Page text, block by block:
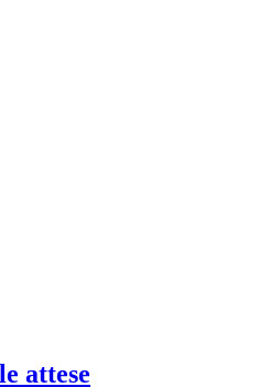
attese